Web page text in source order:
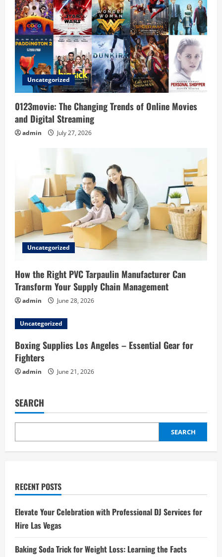
g
a
t
i
o
n
Uncategorized
0123movie: The Changing Trends of Online Movies
and Digital Streaming
admin July 27, 2026
Uncategorized
How the Right PVC Tarpaulin Manufacturer Can
Transform Your Supply Chain Management
admin June 28, 2026
Uncategorized
Boxing Supplies Los Angeles – Essential Gear for
Fighters
admin June 21, 2026
SEARCH
SEARCH
RECENT POSTS
Elevate Your Celebration with Professional DJ Services for
Hire Las Vegas
Baking Soda Trick for Weight Loss: Learning the Facts